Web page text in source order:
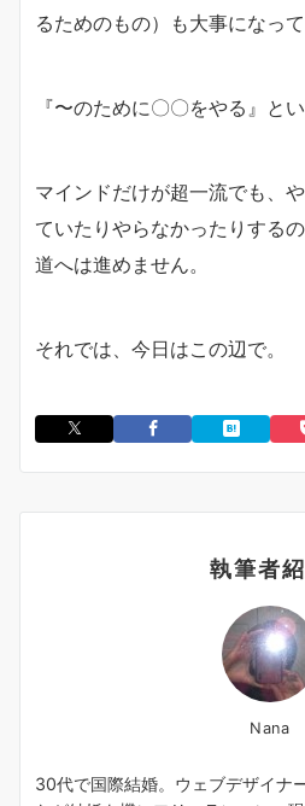
るためのもの）も大事になって
『〜のために〇〇をやる』 と
マインドだけが超一流でも、
ていたりやらなかったりする
道へは進めません。
それでは、今日はこの辺で。
執筆者
Nana
30代で国際結婚。ウェブデザイナ